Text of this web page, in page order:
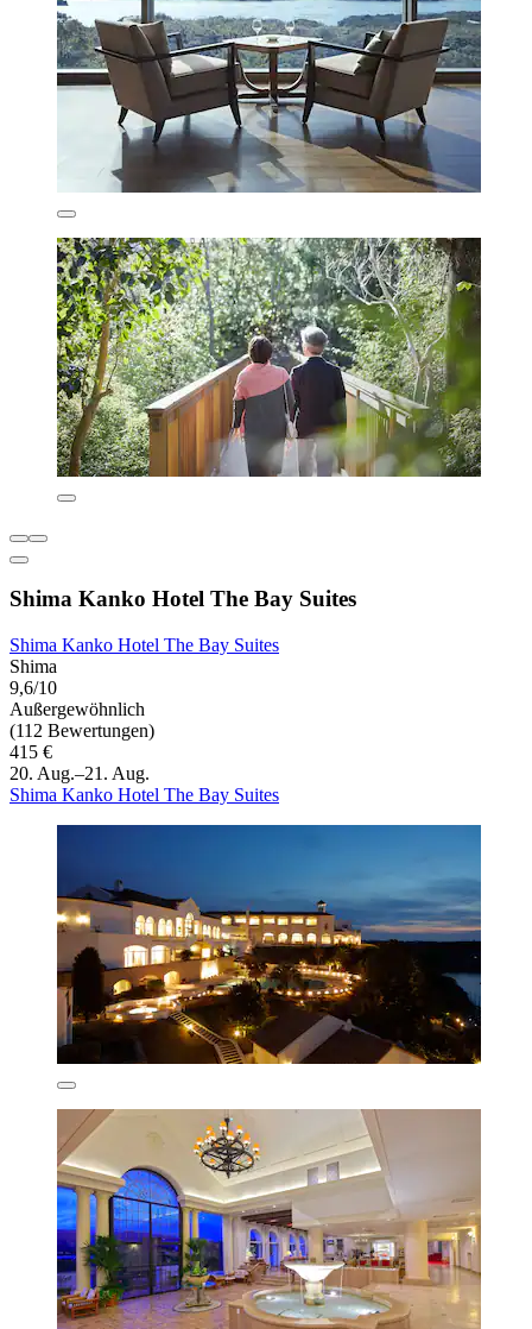
Shima Kanko Hotel The Bay Suites
Shima Kanko Hotel The Bay Suites
Shima
9,6/10
Außergewöhnlich
(112 Bewertungen)
415 €
20. Aug.–21. Aug.
Shima Kanko Hotel The Bay Suites